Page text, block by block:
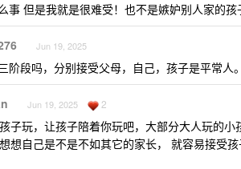
事 但是我就是很难受！也不是嫉妒别人家的
Jun 19, 2025
阶段吗，分别接受父母，自己，孩子是平常人。
Jun 19, 2025 2
子玩，让孩子陪着你玩吧，大部分大人玩的小
想自己是不是不如其它的家长， 就容易接受